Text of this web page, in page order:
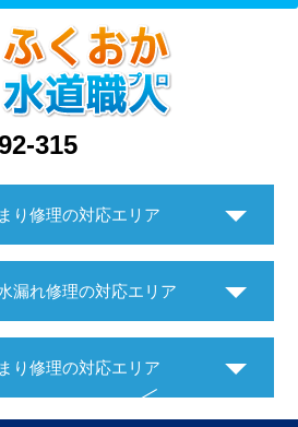
315
り修理の対応エリア
漏れ修理の対応エリア
り修理の対応エリア